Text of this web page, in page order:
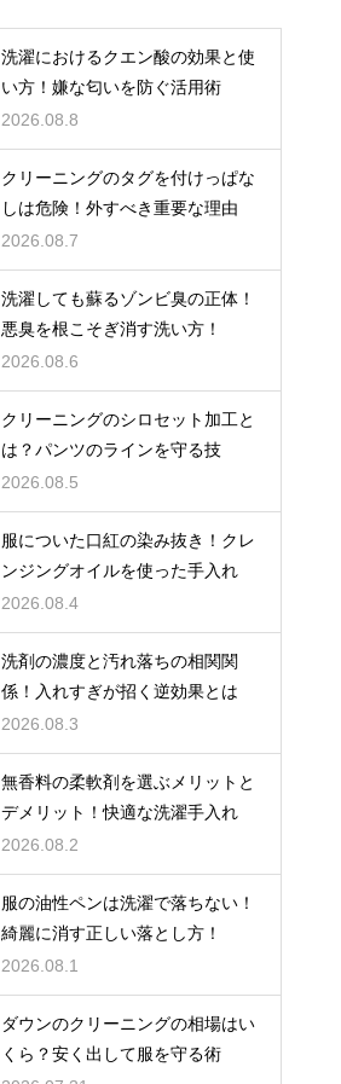
洗濯におけるクエン酸の効果と使
い方！嫌な匂いを防ぐ活用術
2026.08.8
クリーニングのタグを付けっぱな
しは危険！外すべき重要な理由
2026.08.7
洗濯しても蘇るゾンビ臭の正体！
悪臭を根こそぎ消す洗い方！
2026.08.6
クリーニングのシロセット加工と
は？パンツのラインを守る技
2026.08.5
服についた口紅の染み抜き！クレ
ンジングオイルを使った手入れ
2026.08.4
洗剤の濃度と汚れ落ちの相関関
係！入れすぎが招く逆効果とは
2026.08.3
無香料の柔軟剤を選ぶメリットと
デメリット！快適な洗濯手入れ
2026.08.2
服の油性ペンは洗濯で落ちない！
綺麗に消す正しい落とし方！
2026.08.1
ダウンのクリーニングの相場はい
くら？安く出して服を守る術